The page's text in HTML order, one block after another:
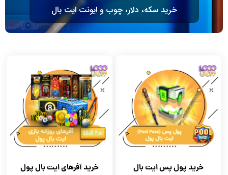
خرید سکه، دلار، چوب و ایونت ایت بال
خرید پول پس ایت بال خرید آفرهای ایت بال پول